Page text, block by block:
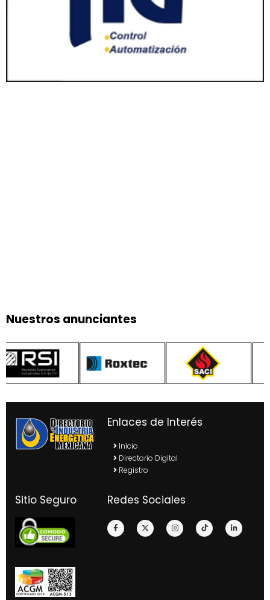
Nuestros anunciantes
Enlaces de Interés
Inicio
Directorio Digital
Registro
Sitio Seguro Redes Sociales